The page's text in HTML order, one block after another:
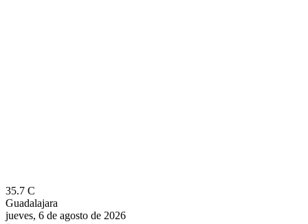
35.7 C
Guadalajara
jueves, 6 de agosto de 2026